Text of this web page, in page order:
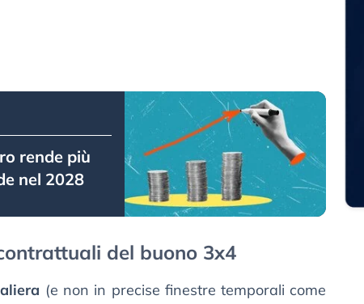
rende più
nel 2028
del buono 3x4
(e non in precise finestre temporali come